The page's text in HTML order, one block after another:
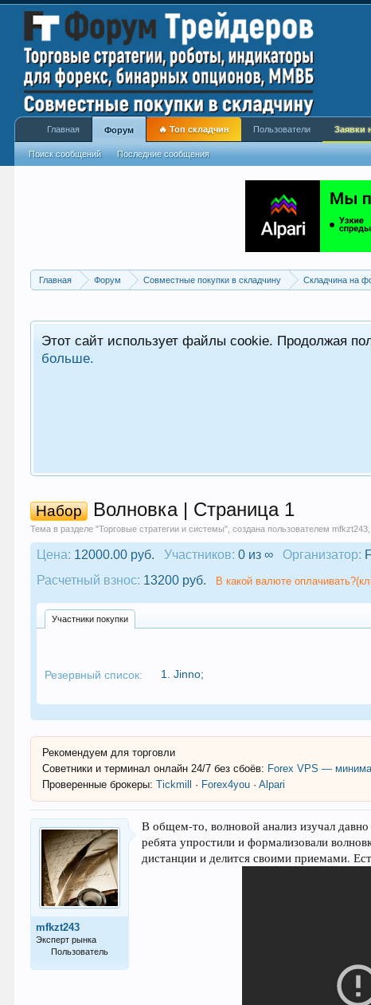
Главная Форум Совместные покупки в складчину Складчина на
Этот сайт использует файлы cookie. Продолжая
больше.
Набор Волновка | Страница 1
Тема в разделе "Торговые стратегии и системы", создана пользователемmfkzt243
Цена: 12000.00 руб. Участников: 0 из ∞ Организатор:
Расчетный взнос: 13200 руб. В какой валюте
Участники покупки
Резервный список: 1.Jinno;
Рекомендуем для торговли
Советники и терминал онлайн 24/7 без сбоёв: Forex VPS —
Проверенные брокеры: Tickmill · Forex4you ·Alpari
mfkzt243
Эксперт рынка
Пользователь
В общем-то, волновой анализ изучал
ребята упростили и формализовали
дистанции и делится своими приемами.
Главная Форум
Поиск сообщений Последние сообщения
🔥 Топ складчин Пользователи Заявки